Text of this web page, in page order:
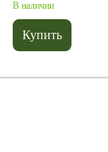
В наличии
Купить